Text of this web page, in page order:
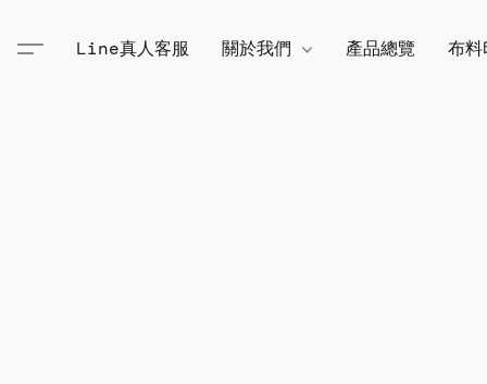
Line真人客服 關於我們 產品總覽 布